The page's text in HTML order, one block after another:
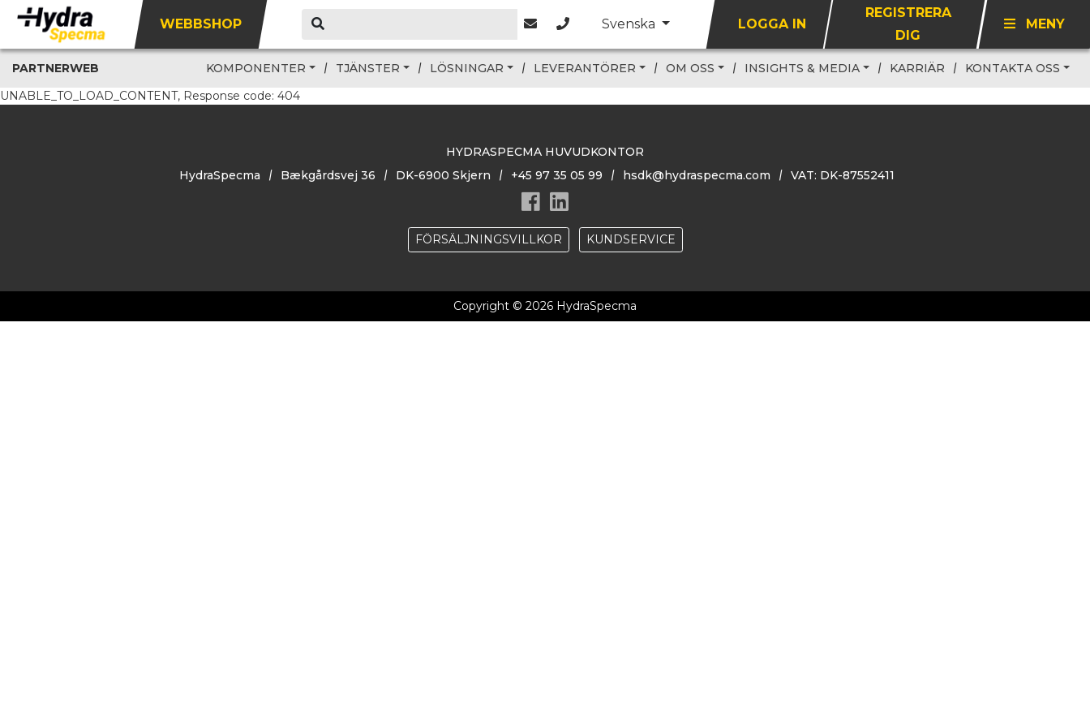
WEBBSHOP Svenska LOGGA IN
REGISTRERA
DIG
MENY
PARTNERWEB KOMPONENTER TJÄNSTER LÖSNINGAR LEVERANTÖRER OM OSS INSIGHTS & MEDIA KARRIÄR
KONTAKTA OSS
UNABLE_TO_LOAD_CONTENT, Response code: 404
HYDRASPECMA HUVUDKONTOR
HydraSpecma
Bækgårdsvej 36 DK-6900 Skjern +45 97 35 05 99 hsdk@hydraspecma.com VAT: DK-87552411
FÖRSÄLJNINGSVILLKOR KUNDSERVICE
Copyright © 2026 HydraSpecma